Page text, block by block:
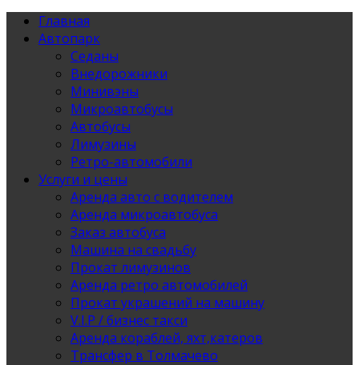
Главная
Автопарк
Седаны
Внедорожники
Минивэны
Микроавтобусы
Автобусы
Лимузины
Ретро-автомобили
Услуги и цены
Аренда авто с водителем
Аренда микроавтобуса
Заказ автобуса
Машина на свадьбу
Прокат лимузинов
Аренда ретро автомобилей
Прокат украшений на машину
V.I.P / бизнес такси
Аренда кораблей, яхт,катеров
Трансфер в Толмачево